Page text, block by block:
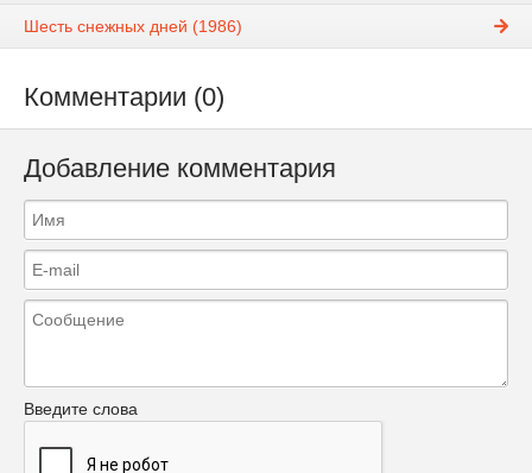
Шесть снежных дней (1986)
Комментарии (0)
Добавление комментария
Введите слова